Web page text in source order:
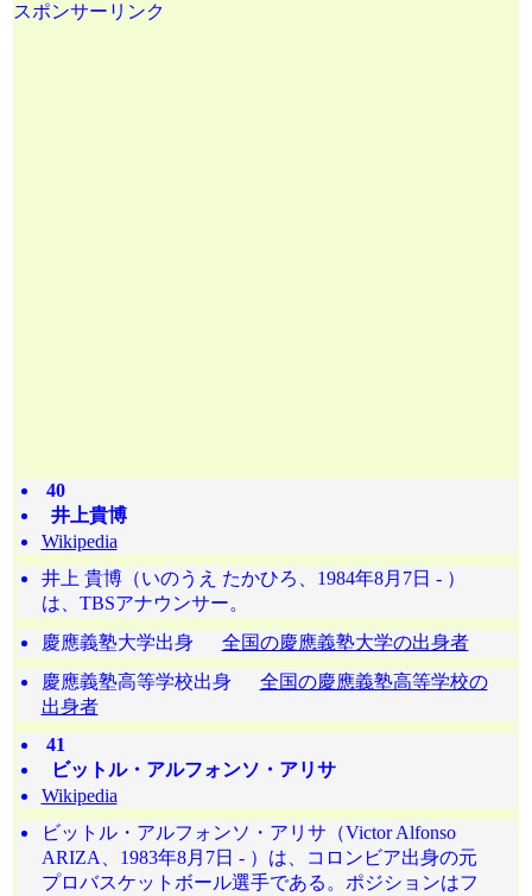
スポンサーリンク
40
井上貴博
Wikipedia
井上 貴博（いのうえ たかひろ、1984年8月7日 - ）
は、TBSアナウンサー。
慶應義塾大学出身 全国の慶應義塾大学の出身者
慶應義塾高等学校出身 全国の慶應義塾高等学校の
出身者
41
ビットル・アルフォンソ・アリサ
Wikipedia
ビットル・アルフォンソ・アリサ（Victor Alfonso
ARIZA、1983年8月7日 - ）は、コロンビア出身の元
プロバスケットボール選手である。ポジションはフ